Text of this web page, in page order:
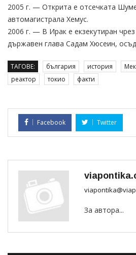
2005 г. — Открита е отсечката
автомагистрала Хемус.
2006 г. — В Ирак е екзекутиран
държавен глава Садам Хюсеин,
ТАГОВЕ: българия история
реактор
токио факти
Facebook Twitter
За автора...